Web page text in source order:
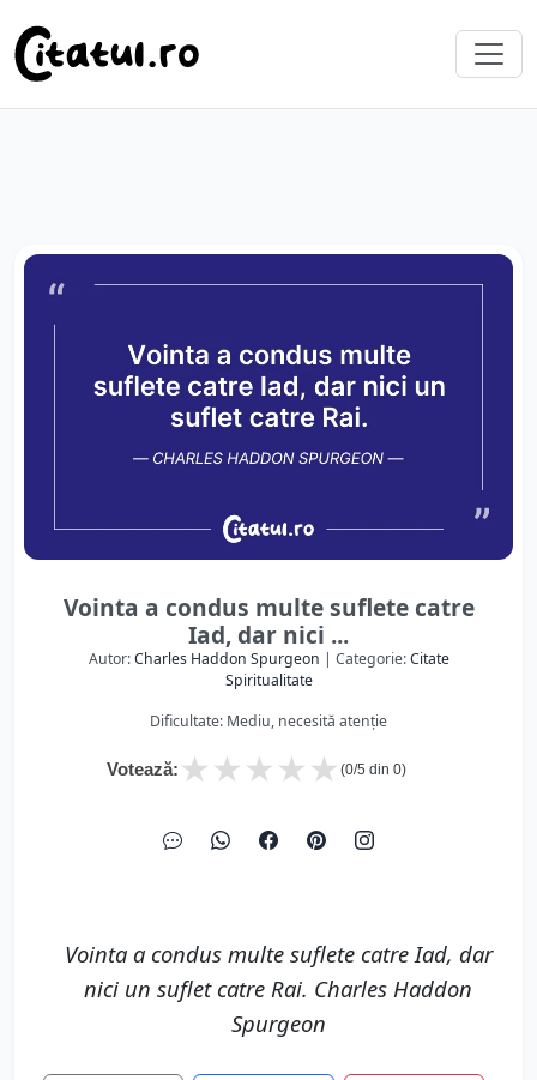
Vointa a condus multe suflete catre
Iad, dar nici ...
Autor:Charles Haddon Spurgeon | Categorie:Citate
Spiritualitate
Dificultate: Mediu, necesită atenție
Votează: ★
★
★
★
★ (0/5 din 0)
Vointa a condus multe suflete catre Iad, dar
nici un suflet catre Rai. Charles Haddon
Spurgeon